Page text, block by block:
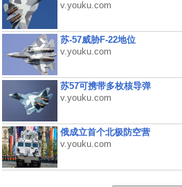
v.youku.com
苏-57威胁F-22地位
v.youku.com
苏57可携带多枚核导弹
v.youku.com
俄成立首个北极防空营
v.youku.com